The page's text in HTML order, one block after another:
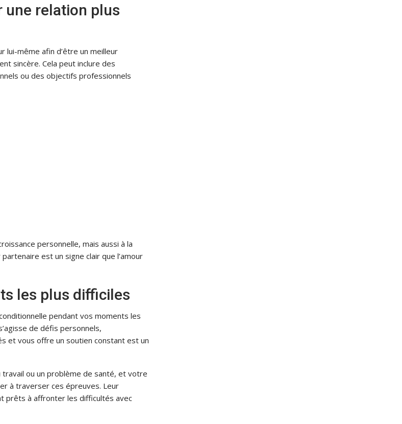
une relation plus
même afin d’être un meilleur
sincère. Cela peut inclure des
ou des objectifs professionnels
personnelle, mais aussi à la
est un signe clair que l’amour
les plus difficiles
pendant vos moments les
de défis personnels,
et vous offre un soutien constant est un
ou un problème de santé, et votre
à traverser ces épreuves. Leur
prêts à affronter les difficultés avec